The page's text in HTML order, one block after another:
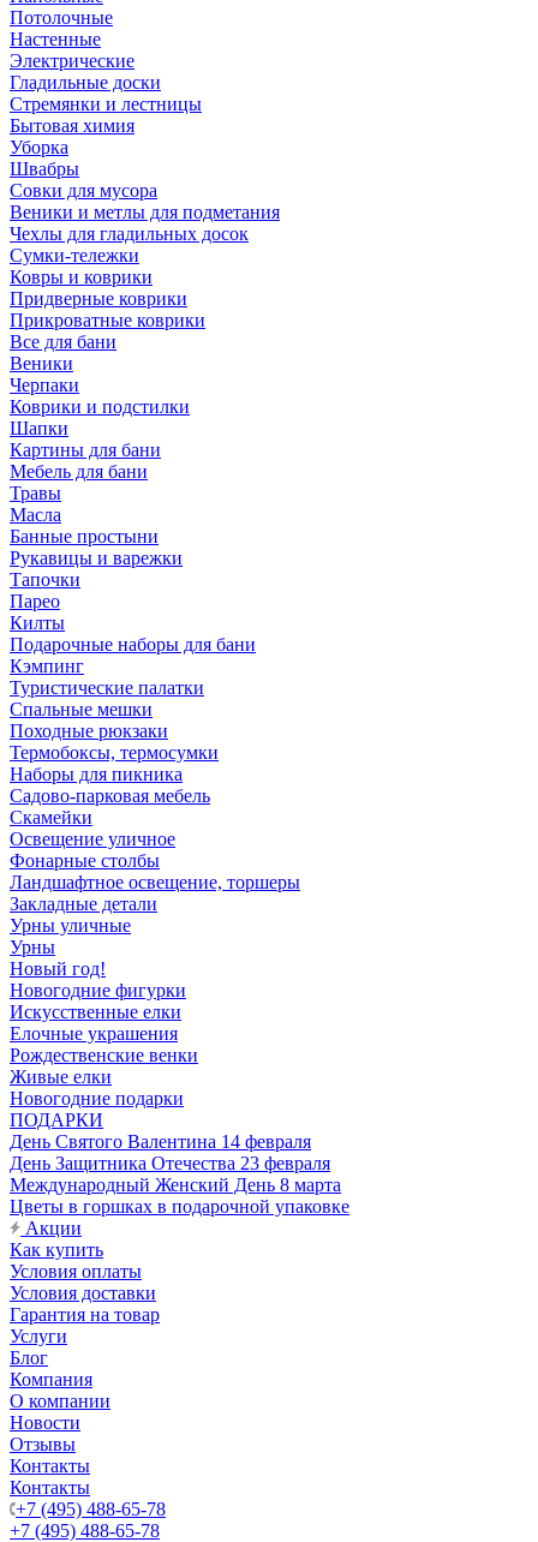
Потолочные
Настенные
Электрические
Гладильные доски
Стремянки и лестницы
Бытовая химия
Уборка
Швабры
Совки для мусора
Веники и метлы для подметания
Чехлы для гладильных досок
Сумки-тележки
Ковры и коврики
Придверные коврики
Прикроватные коврики
Все для бани
Веники
Черпаки
Коврики и подстилки
Шапки
Картины для бани
Мебель для бани
Травы
Масла
Банные простыни
Рукавицы и варежки
Тапочки
Парео
Килты
Подарочные наборы для бани
Кэмпинг
Туристические палатки
Спальные мешки
Походные рюкзаки
Термобоксы, термосумки
Наборы для пикника
Садово-парковая мебель
Скамейки
Освещение уличное
Фонарные столбы
Ландшафтное освещение, торшеры
Закладные детали
Урны уличные
Урны
Новый год!
Новогодние фигурки
Искусственные елки
Елочные украшения
Рождественские венки
Живые елки
Новогодние подарки
ПОДАРКИ
День Святого Валентина 14 февраля
День Защитника Отечества 23 февраля
Международный Женский День 8 марта
Цветы в горшках в подарочной упаковке
Акции
Как купить
Условия оплаты
Условия доставки
Гарантия на товар
Услуги
Блог
Компания
О компании
Новости
Отзывы
Контакты
Контакты
+7 (495) 488-65-78
+7 (495) 488-65-78